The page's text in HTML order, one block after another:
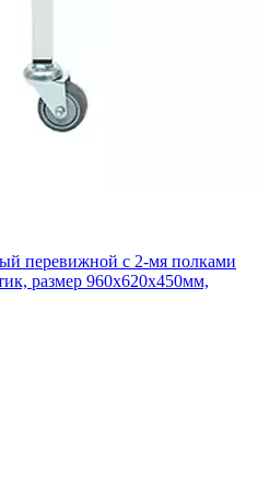
перевижной с 2-мя полками
размер 960x620x450мм,